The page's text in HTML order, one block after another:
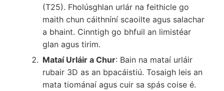
(T25). Fholúsghlan urlár na feithicle go
maith chun cáithníní scaoilte agus salachar
a bhaint. Cinntigh go bhfuil an limistéar
glan agus tirim.
Mataí Urláir a Chur: Bain na mataí urláir
rubair 3D as an bpacáistiú. Tosaigh leis an
mata tiománaí agus cuir sa spás coise é.